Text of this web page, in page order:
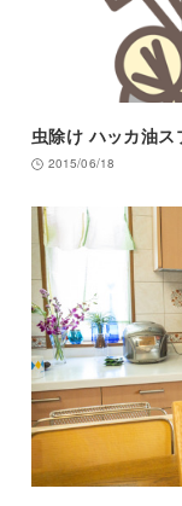
虫除け ハッカ油ス
2015/06/18